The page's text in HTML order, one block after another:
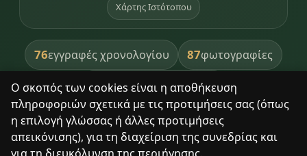
Ο σκοπός των cookies είναι η αποθήκευση
πληροφοριών σχετικά με τις προτιμήσεις σας (όπως
η επιλογή γλώσσας ή άλλες προτιμήσεις
απεικόνισης), για τη διαχείριση της συνεδρίας και
Χάρτης Ιστότοπου
76εγγραφές χρονολογίου 87φωτογραφίες
391βιβλία βιβλιοθήκης
8σημεία κληρονομιάς